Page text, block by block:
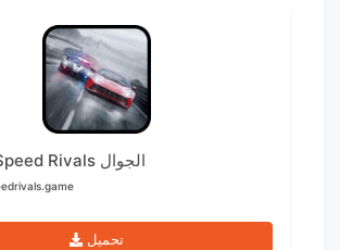
Need for Speed Rivals الجوال
تحميل